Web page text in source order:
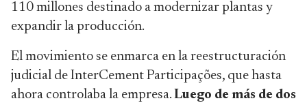
110 millones destinado a modernizar plantas y
expandir la producción.
El movimiento se enmarca en la reestructuración
judicial de InterCement Participações, que hasta
ahora controlaba la empresa. Luego de más de dos